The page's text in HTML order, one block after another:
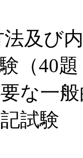
法及
40題
な一
試験